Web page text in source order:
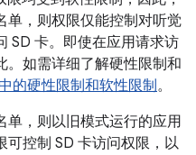
单，则权限仅能控制对听觉
SD 卡。即使在应用请求访
。如需详细了解硬性限制和
的硬性限制和软性限制。
单，则以旧模式运行的应用
可控制 SD 卡访问权限，以